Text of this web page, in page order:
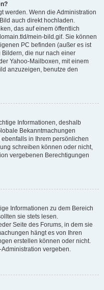
werden. Wenn die Administration
auch direkt hochladen.
das auf einem öffentlich
mein-bild.gif. Sie können
PC befinden (außer es ist
die nur nach einer
Yahoo-Mailboxen, mit einem
anzuzeigen, benutze den
Informationen, deshalb
Bekanntmachungen
in Ihrem persönlichen
schreiben können oder nicht,
vergebenen Berechtigungen
Informationen zu dem Bereich
sie stets lesen.
Seite des Forums, in dem sie
hängt es von Ihren
erstellen können oder nicht.
vergeben.